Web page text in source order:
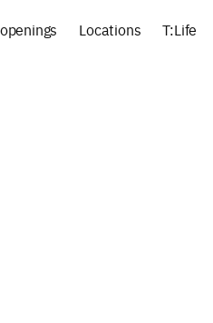
Locations T:Life